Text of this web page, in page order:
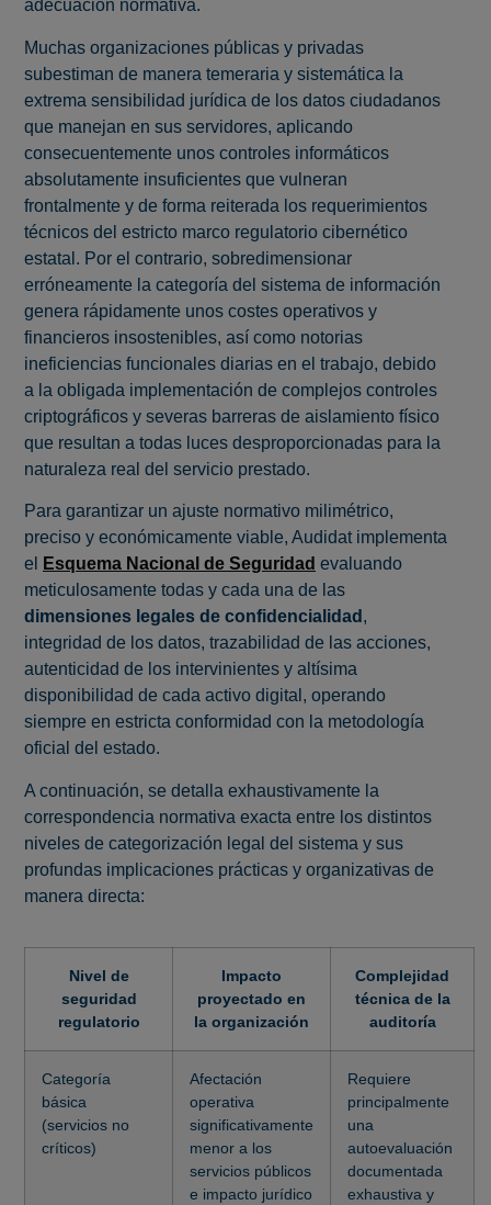
adecuación normativa.
Muchas organizaciones públicas y privadas
subestiman de manera temeraria y sistemática la
extrema sensibilidad jurídica de los datos ciudadanos
que manejan en sus servidores, aplicando
consecuentemente unos controles informáticos
absolutamente insuficientes que vulneran
frontalmente y de forma reiterada los requerimientos
técnicos del estricto marco regulatorio cibernético
estatal. Por el contrario, sobredimensionar
erróneamente la categoría del sistema de información
genera rápidamente unos costes operativos y
financieros insostenibles, así como notorias
ineficiencias funcionales diarias en el trabajo, debido
a la obligada implementación de complejos controles
criptográficos y severas barreras de aislamiento físico
que resultan a todas luces desproporcionadas para la
naturaleza real del servicio prestado.
Para garantizar un ajuste normativo milimétrico,
preciso y económicamente viable, Audidat implementa
el
Esquema Nacional de Seguridad evaluando
meticulosamente todas y cada una de las
dimensiones legales de confidencialidad ,
integridad de los datos, trazabilidad de las acciones,
autenticidad de los intervinientes y altísima
disponibilidad de cada activo digital, operando
siempre en estricta conformidad con la metodología
oficial del estado.
A continuación, se detalla exhaustivamente la
correspondencia normativa exacta entre los distintos
niveles de categorización legal del sistema y sus
profundas implicaciones prácticas y organizativas de
manera directa:
Nivel de
seguridad
regulatorio
Impacto
proyectado en
la organización
Complejidad
técnica de la
auditoría
Categoría
básica
(servicios no
críticos)
Afectación
operativa
significativamente
menor a los
servicios públicos
e impacto jurídico
Requiere
principalmente
una
autoevaluación
documentada
exhaustiva y